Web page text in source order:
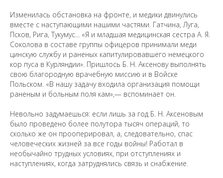
Изменилась обстановка на фронте, и медики двинулись
вместе с наступающими нашими частями. Гатчина, Луга,
Псков, Рига, Тукумус... «Я и младшая медицинская сестра А. Я.
Соколова в составе группы офицеров принимали меди
цинскую службу и раненых капитулировавшего немецкого
кор пуса в Курляндии». Пришлось Б. Н. Аксенову выполнять
свою благородную врачебную миссию и в Войске
Польском. «В нашу задачу входила организация помощи
раненым и больным поля кам»,— вспоминает он.
Невольно задумаешься: если лишь за год Б. Н. Аксеновым
было проведено более полутора тысяч операций, то
сколько же он прооперировал, а, следовательно, спас
человеческих жизней за все годы войны! Работал в
необычайно трудных условиях, при отступлениях и
наступлениях, когда затруднялись связь и снабжение.
Предложить
дополнения к материалу
вы заметили неточность в опубликованных
сведениях, пожалуйста, сообщите об этом
на электронный адрес pro@spbu.ru